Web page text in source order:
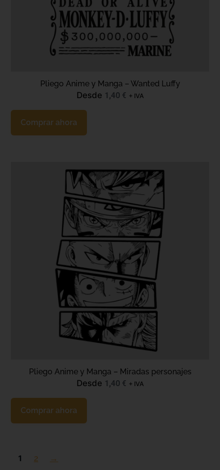
Pliego Anime y Manga – Wanted Luffy
Desde 1,40 € + IVA
Comprar ahora
Pliego Anime y Manga – Miradas personajes
Desde 1,40 € + IVA
Comprar ahora
1 2 →